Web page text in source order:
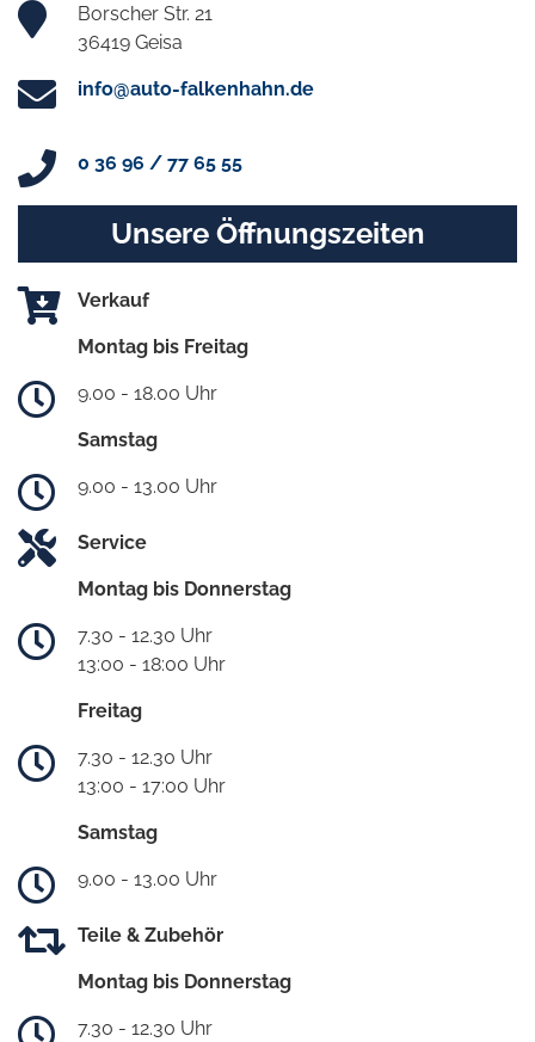
Borscher Str. 21
36419 Geisa
info@auto-falkenhahn.de
0 36 96 / 77 65 55
Unsere Öffnungszeiten
Verkauf
Montag bis Freitag
9.00 - 18.00 Uhr
Samstag
9.00 - 13.00 Uhr
Service
Montag bis Donnerstag
7.30 - 12.30 Uhr
13:00 - 18:00 Uhr
Freitag
7.30 - 12.30 Uhr
13:00 - 17:00 Uhr
Samstag
9.00 - 13.00 Uhr
Teile & Zubehör
Montag bis Donnerstag
7.30 - 12.30 Uhr